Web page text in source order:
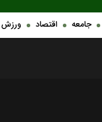
جامعه اقتصاد ورزش